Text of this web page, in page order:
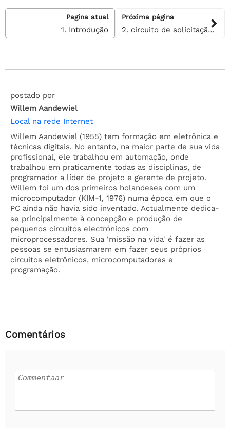
Pagina atual
1. Introdução
Próxima página
2. circuito de solicitação de dados
postado por
Willem Aandewiel
Local na rede Internet
Willem Aandewiel (1955) tem formação em eletrônica e
técnicas digitais. No entanto, na maior parte de sua vida
profissional, ele trabalhou em automação, onde
trabalhou em praticamente todas as disciplinas, de
programador a líder de projeto e gerente de projeto.
Willem foi um dos primeiros holandeses com um
microcomputador (KIM-1, 1976) numa época em que o
PC ainda não havia sido inventado. Actualmente dedica-
se principalmente à concepção e produção de
pequenos circuitos electrónicos com
microprocessadores. Sua 'missão na vida' é fazer as
pessoas se entusiasmarem em fazer seus próprios
circuitos eletrônicos, microcomputadores e
programação.
Comentários